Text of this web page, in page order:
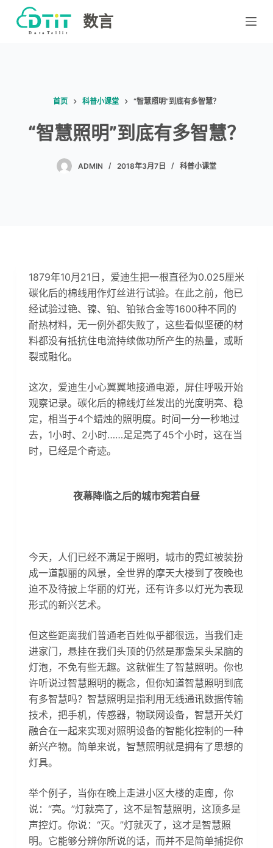
跳
过
数言
首页 科普小课堂 “智慧照明”到底有多智慧？
“智慧照明”到底有多智慧？
ADMIN 2018年3月7日 科普小课堂
1879年10月21日，爱迪生把一根直径为0.025厘米
碳化后的棉线用作灯丝进行试验。在此之前，他已
经试验过铯、镍、铂、铂铱合金等1600种不同的
耐热材料，无一例外都失败了，这些看似坚硬的材
料都没有抵抗住电流持续做功所产生的热量，或断
裂或融化。
这次，爱迪生小心翼翼地接通电源，屏住呼吸开始
观察记录。碳化后的棉线灯丝发出的光度明亮、稳
定，相当于4个蜡烛的照明度。时间一分一秒地过
去，1小时、2小时……足足亮了45个小时，这在当
时，已经是个奇迹。
夜幕降临之后的城市宛若白昼
今天，人们已经不满足于照明，城市的霓虹被装扮
成一道靓丽的风景，全世界的摩天大楼到了夜晚也
迫不及待披上华丽的灯光，还有许多以灯光为表现
形式的新兴艺术。
但这些距离我们普通老百姓似乎都很远，当我们走
进家门，悬挂在我们头顶的仍然是那盏呆头呆脑的
灯泡，不免有些无趣。这就催生了智慧照明。你也
许听说过智慧照明的概念，但你知道智慧照明到底
有多智慧吗？智慧照明是指利用无线通讯数据传输
技术，把手机，传感器，物联网设备，智慧开关灯
融合在一起来实现对照明设备的智能化控制的一种
新兴产物。简单来说，智慧照明就是拥有了思想的
灯具。
举个例子，当你在晚上走进小区大楼的走廊，你
说：“亮。”灯就亮了，这不是智慧照明，这顶多是
声控灯。你说：“灭。”灯就灭了，这才是智慧照
明。它能够分辨你所说的话，而并不是简单捕捉你